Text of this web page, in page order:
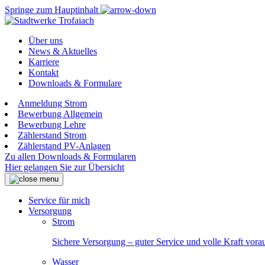
Springe zum Hauptinhalt
Über uns
News & Aktuelles
Karriere
Kontakt
Downloads & Formulare
Anmeldung Strom
Bewerbung Allgemein
Bewerbung Lehre
Zählerstand Strom
Zählerstand PV-Anlagen
Zu allen Downloads & Formularen
Hier gelangen Sie zur Übersicht
Service für mich
Versorgung
Strom
Sichere Versorgung – guter Service und volle Kraft
Wasser